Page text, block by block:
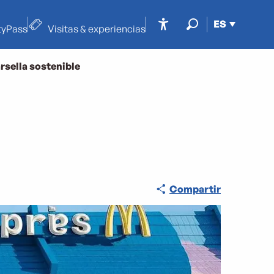
ES
Visitas & experiencias
sostenible
Compartir